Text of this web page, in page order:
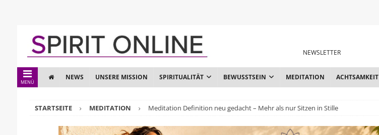
NEWSLETTER
MENÜ
NEWS UNSERE MISSION SPIRITUALITÄT BEWUSSTSEIN MEDITATION ACHTSAMKEIT
STARTSEITE MEDITATION Meditation Definition neu gedacht – Mehr als nur Sitzen in Stille